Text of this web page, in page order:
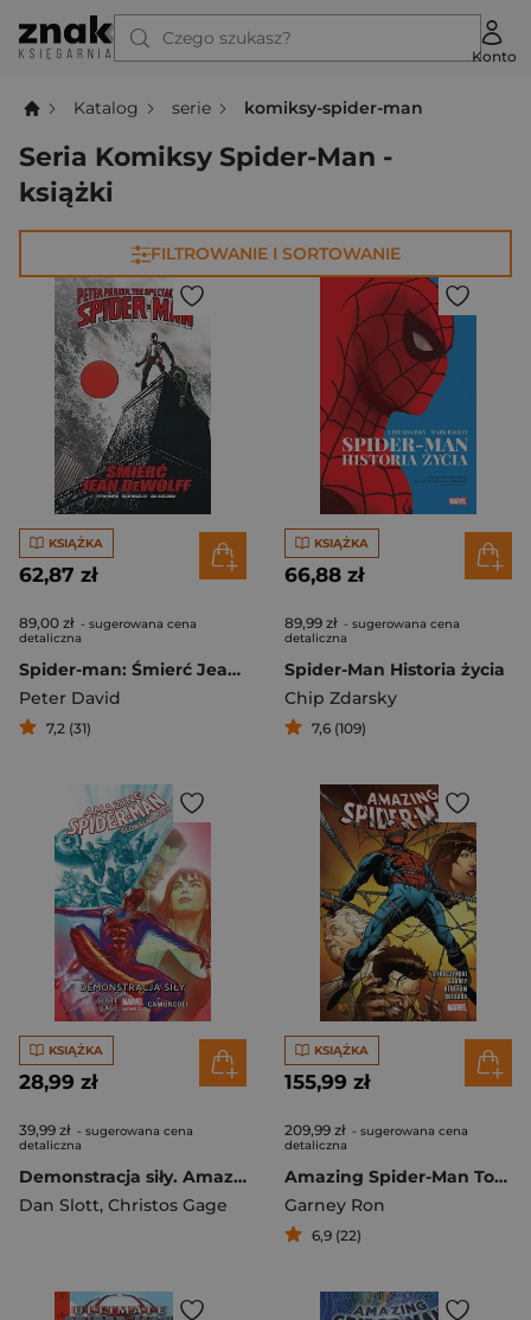
Czego szukasz?
Konto
Katalog serie komiksy-spider-man
Seria Komiksy Spider-Man -
książki
FILTROWANIE I SORTOWANIE
KSIĄŻKA
62,87 zł
89,00 zł - sugerowana cena
detaliczna
Spider-man: Śmierć Jean DeWolff.
Peter David
7,2 (31)
KSIĄŻKA
66,88 zł
89,99 zł - sugerowana cena
detaliczna
Spider-Man Historia życia
Chip Zdarsky
7,6 (109)
KSIĄŻKA
28,99 zł
39,99 zł - sugerowana cena
detaliczna
Demonstracja siły. Amazing Spider-Man. Globalna sieć. Tom 3
Dan Slott, Christos Gage
KSIĄŻKA
155,99 zł
209,99 zł - sugerowana cena
detaliczna
Amazing Spider-Man Tom 5
Garney Ron
6,9 (22)